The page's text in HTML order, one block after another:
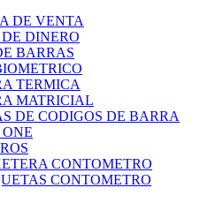
DE VENTA
DINERO
BARRAS
TERMICA
MATRICIAL
DE CODIGOS DE BARRA
CONTOMETRO
CONTOMETRO